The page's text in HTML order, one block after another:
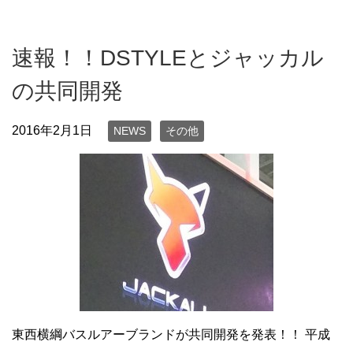
速報！！DSTYLEとジャッカル
の共同開発
2016年2月1日 NEWS その他
東西横綱バスルアーブランドが共同開発を発表！！ 平成